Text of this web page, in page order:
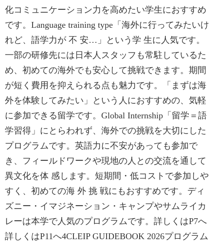
化コミュニケーション力を高めたい学生におすすめ
です。Language training type「海外に行ってみたいけ
れど、語学力が 不 安…」という学 生に人気です。
一部の研修先には日本人スタッフも常駐しているた
め、初めての海外でも安心して挑戦できます。期間
が短く費用を抑えられる点も魅力です。「まずは海
外を体験してみたい」という人におすすめの、気軽
に参加できる留学です。Global Internship「留学＝語
学習得」にとらわれず、海外での挑戦を大切にした
プログラムです。英語力に不安があっても参加で
き、フィールドワークや現地の人との交流を通して
異文化を体 感します。短期間・低コストで参加しや
すく、初めての海 外 挑 戦にもおすすめです。ディ
ズニー・イマジネーション・キャンプやサムライカ
レーは本学で人気のプログラムです。詳しくはP7へ
詳しくはP11へ4CLEIP GUIDEBOOK 2026プログラム